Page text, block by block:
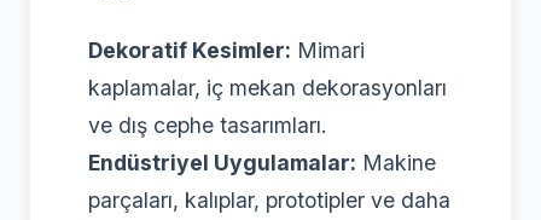
Dekoratif Kesimler: Mimari
kaplamalar, iç mekan dekorasyonları
ve dış cephe tasarımları.
Endüstriyel Uygulamalar: Makine
parçaları, kalıplar, prototipler ve daha